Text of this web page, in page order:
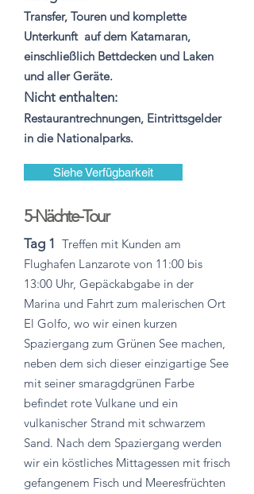
Transfer, Touren und komplette
Unterkunft auf dem Katamaran,
einschließlich Bettdecken und Laken
und aller Geräte.
Nicht enthalten:
Restaurantrechnungen, Eintrittsgelder
in die Nationalparks.
Siehe Verfügbarkeit
5-Nächte-Tour
Tag 1 Treffen mit Kunden am
Flughafen Lanzarote von 11:00 bis
13:00 Uhr, Gepäckabgabe in der
Marina und Fahrt zum malerischen Ort
El Golfo, wo wir einen kurzen
Spaziergang zum Grünen See machen,
neben dem sich dieser einzigartige See
mit seiner smaragdgrünen Farbe
befindet rote Vulkane und ein
vulkanischer Strand mit schwarzem
Sand. Nach dem Spaziergang werden
wir ein köstliches Mittagessen mit frisch
gefangenem Fisch und Meeresfrüchten